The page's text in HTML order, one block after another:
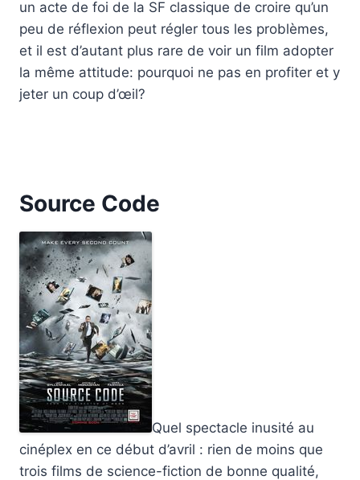
un acte de foi de la SF classique de croire qu’un
peu de réflexion peut régler tous les problèmes,
et il est d’autant plus rare de voir un film adopter
la même attitude: pourquoi ne pas en profiter et y
jeter un coup d’œil?
Source Code
Quel spectacle inusité au
cinéplex en ce début d’avril : rien de moins que
trois films de science-fiction de bonne qualité,